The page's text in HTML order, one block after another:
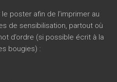
poster afin de l’imprimer au
de sensibilisation, partout où
d’ordre (si possible écrit à la
bougies) :